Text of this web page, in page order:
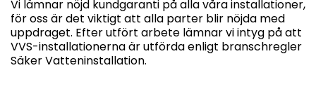
Vi lämnar nöjd kundgaranti på alla våra installationer,
för oss är det viktigt att alla parter blir nöjda med
uppdraget. Efter utfört arbete lämnar vi intyg på att
VVS-installationerna är utförda enligt branschregler
Säker Vatteninstallation.